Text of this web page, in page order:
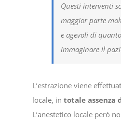
Questi interventi
maggior parte
e agevoli di
immaginare il
L’estrazione viene
locale, intotale assenza
L’anestetico locale però